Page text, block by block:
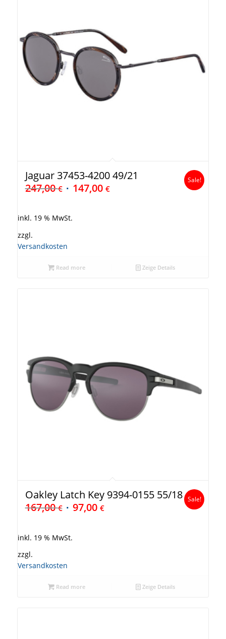
Jaguar 37453-4200 49/21
247,00€ 147,00 €
Sale!
inkl. 19 % MwSt.
zzgl.
Versandkosten
Read more Zeige Details
Oakley Latch Key 9394-0155 55/18
167,00€ 97,00 €
Sale!
inkl. 19 % MwSt.
zzgl.
Versandkosten
Read more Zeige Details